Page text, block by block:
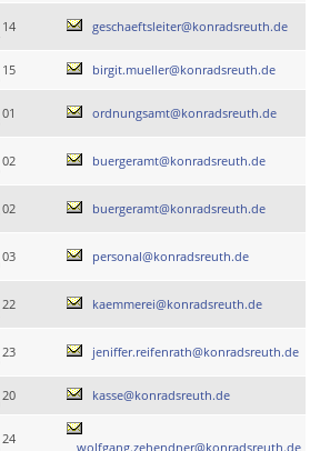
14 geschaeftsleiter@konradsreuth.de
15 birgit.mueller@konradsreuth.de
01 ordnungsamt@konradsreuth.de
02 buergeramt@konradsreuth.de
02 buergeramt@konradsreuth.de
03 personal@konradsreuth.de
22 kaemmerei@konradsreuth.de
23 jeniffer.reifenrath@konradsreuth.de
20 kasse@konradsreuth.de
24
wolfgang.zehendner@konradsreuth.de